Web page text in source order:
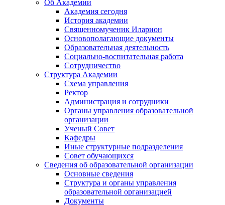
Об Академии
Академия сегодня
История академии
Священномученик Иларион
Основополагающие документы
Образовательная деятельность
Социально-воспитательная работа
Сотрудничество
Структура Академии
Схема управления
Ректор
Администрация и сотрудники
Органы управления образовательной
организации
Ученый Совет
Кафедры
Иные структурные подразделения
Совет обучающихся
Сведения об образовательной организации
Основные сведения
Структура и органы управления
образовательной организацией
Документы